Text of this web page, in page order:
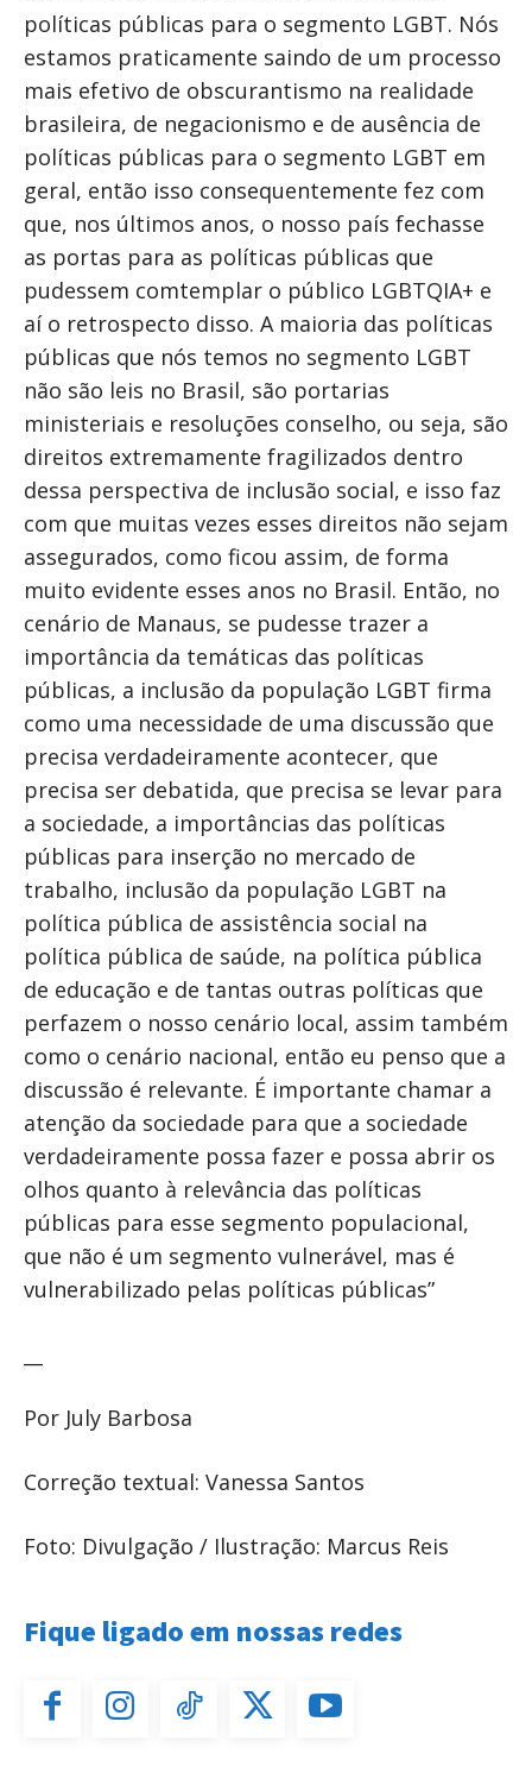
políticas públicas para o segmento LGBT. Nós
estamos praticamente saindo de um processo
mais efetivo de obscurantismo na realidade
brasileira, de negacionismo e de ausência de
políticas públicas para o segmento LGBT em
geral, então isso consequentemente fez com
que, nos últimos anos, o nosso país fechasse
as portas para as políticas públicas que
pudessem comtemplar o público LGBTQIA+ e
aí o retrospecto disso. A maioria das políticas
públicas que nós temos no segmento LGBT
não são leis no Brasil, são portarias
ministeriais e resoluções conselho, ou seja, são
direitos extremamente fragilizados dentro
dessa perspectiva de inclusão social, e isso faz
com que muitas vezes esses direitos não sejam
assegurados, como ficou assim, de forma
muito evidente esses anos no Brasil. Então, no
cenário de Manaus, se pudesse trazer a
importância da temáticas das políticas
públicas, a inclusão da população LGBT firma
como uma necessidade de uma discussão que
precisa verdadeiramente acontecer, que
precisa ser debatida, que precisa se levar para
a sociedade, a importâncias das políticas
públicas para inserção no mercado de
trabalho, inclusão da população LGBT na
política pública de assistência social na
política pública de saúde, na política pública
de educação e de tantas outras políticas que
perfazem o nosso cenário local, assim também
como o cenário nacional, então eu penso que a
discussão é relevante. É importante chamar a
atenção da sociedade para que a sociedade
verdadeiramente possa fazer e possa abrir os
olhos quanto à relevância das políticas
públicas para esse segmento populacional,
que não é um segmento vulnerável, mas é
vulnerabilizado pelas políticas públicas”
Por July Barbosa
Correção textual: Vanessa Santos
Foto: Divulgação / Ilustração: Marcus Reis
Fique ligado em nossas redes